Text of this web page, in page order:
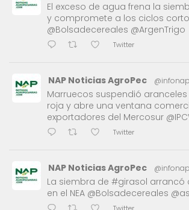
El exceso de agua frena la
y compromete a los ciclos
@Bolsadecereales @ArgenTrigo
Twitter
NAP Noticias AgroPec @infonap
Marruecos suspendió
roja y abre una ventana
exportadores del Mercosur
Twitter
NAP Noticias AgroPec @infonap
La siembra de #girasol arrancó
en el NEA @Bolsadecereales
Twitter